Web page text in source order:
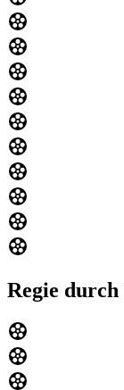
Regie